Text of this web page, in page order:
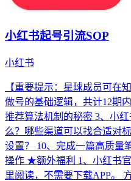
小红书起号引流SOP
小红书
【重要提示：星球成员可在
做号的基础逻辑，共计12期
推荐算法机制的秘密 3、小
么？哪些渠道可以找合适对
设置？ 10、完成一篇高质量
操作 ★额外福利 1、小红书官
里阅读，不需要下载APP。